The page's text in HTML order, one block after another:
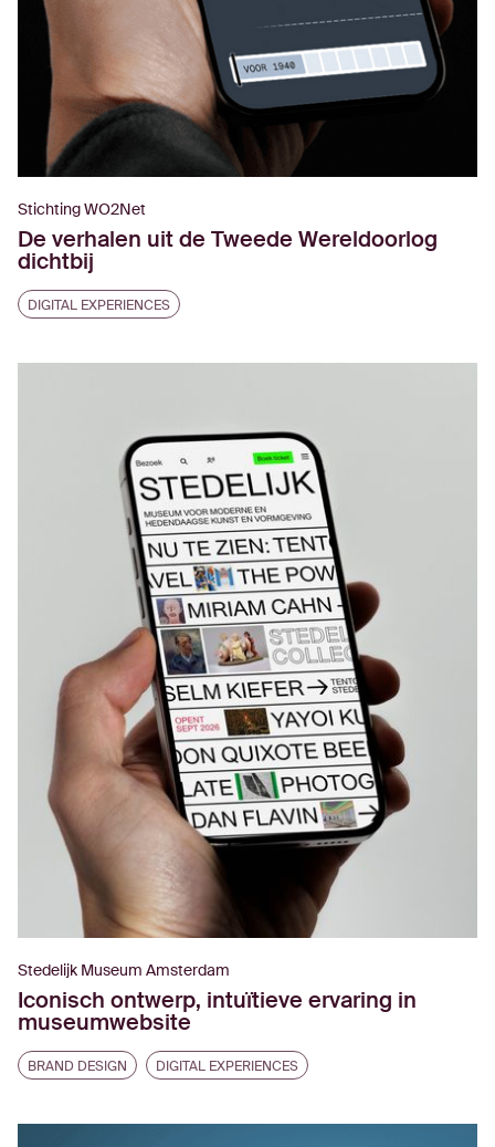
Stichting WO2Net
De verhalen uit de Tweede Wereldoorlog
dichtbij
DIGITAL EXPERIENCES
Stedelijk Museum Amsterdam
Iconisch ontwerp, intuïtieve ervaring in
museumwebsite
BRAND DESIGN DIGITAL EXPERIENCES